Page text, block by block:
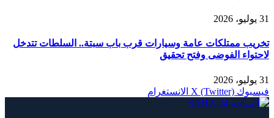
31 يوليو، 2026
تخريب ممتلكات عامة وسيارات قرب باب سبتة.. السلطات تتدخل
لاحتواء الفوضى وفتح تحقيق
31 يوليو، 2026
فيسبوك X (Twitter) الانستغرام